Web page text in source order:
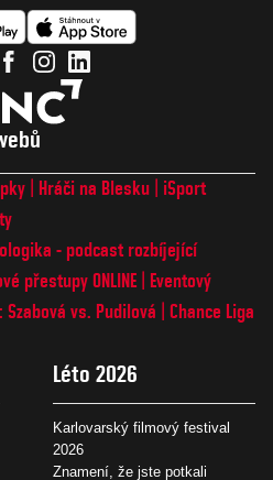
Hráči na Blesku
iSport
- podcast rozbíjející
přestupy ONLINE
Eventový
Szabová vs. Pudilová
Chance Liga
Léto 2026
Karlovarský filmový festival
2026
Znamení, že jste potkali